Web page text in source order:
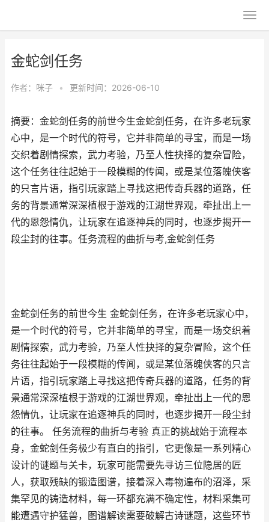
金蛇剑任务
作者： 咪子 • 更新时间：2026-06-10
摘要：金蛇剑任务的前世今生金蛇剑任务，在许多老玩家
心中，是一个时代的符号，它并非简单的寻宝，而是一场
交织着剧情探索，武力考验，乃至人性抉择的复杂冒险，
这个任务往往起始于一段模糊的传闻，或是某位落魄侠客
的只言片语，指引玩家踏上寻找这把传奇兵器的道路，任
务的背景通常深深植根于游戏的江湖世界观，牵扯出上一
代的恩怨情仇，让玩家在追逐神兵的同时，也逐步揭开一
段尘封的往事。任务流程的曲折与考,金蛇剑任务
金蛇剑任务的前世今生 金蛇剑任务，在许多老玩家心中，
是一个时代的符号，它并非简单的寻宝，而是一场交织着
剧情探索，武力考验，乃至人性抉择的复杂冒险，这个任
务往往起始于一段模糊的传闻，或是某位落魄侠客的只言
片语，指引玩家踏上寻找这把传奇兵器的道路，任务的背
景通常深深植根于游戏的江湖世界观，牵扯出上一代的恩
怨情仇，让玩家在追逐神兵的同时，也逐步揭开一段尘封
的往事。 任务流程的曲折与考验 真正的挑战始于流程本
身，金蛇剑任务极少有直白的指引，它更像是一系列精心
设计的谜题与关卡，玩家可能需要先寻访三位隐居的匠
人，获取残缺的锻造图谱，接着深入毒物遍布的沼泽，采
集罕见的铸造材料，每一环都充满不确定性，材料采集可
能遭遇守护猛兽，图谱解读需要破解古诗谜题，这些环节